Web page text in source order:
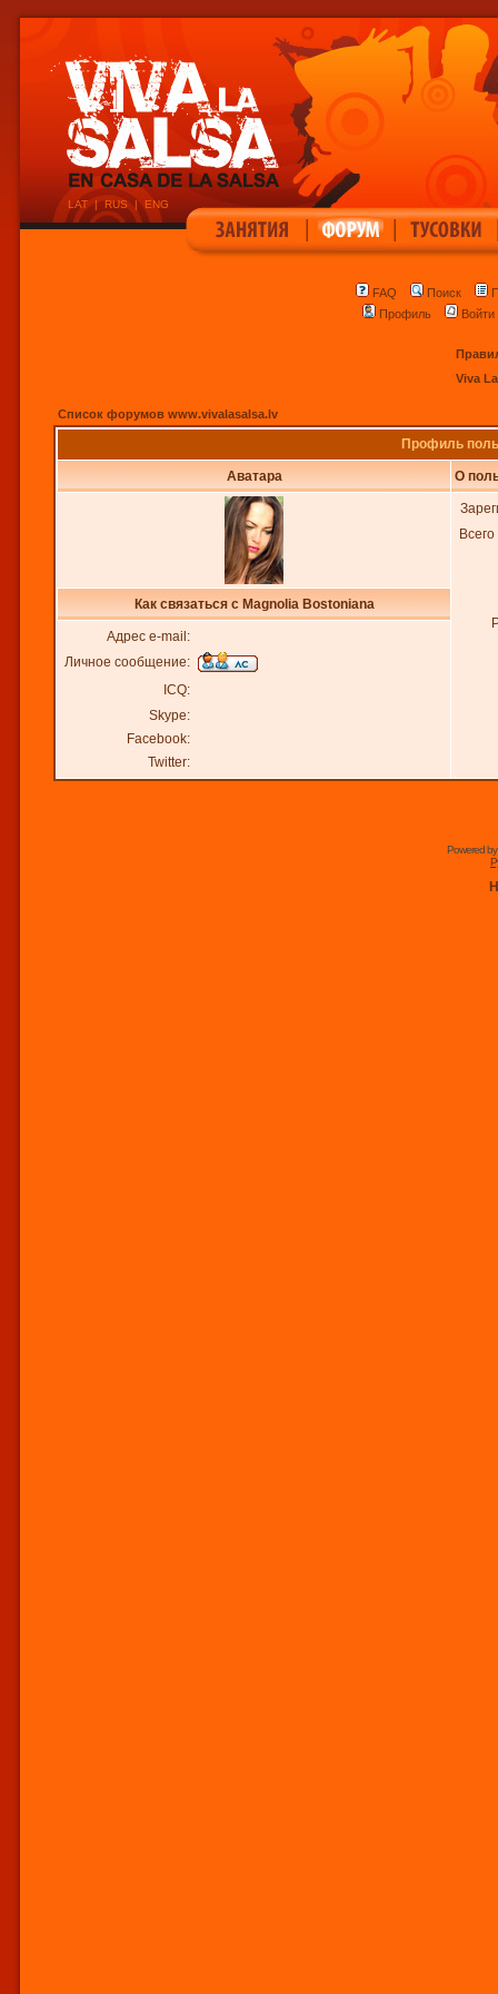
LAT | RUS | ENG
| |
FAQ Поиск
Профиль
Viva
Список форумов www.vivalasalsa.lv
Профиль
Аватара О
Как связаться с Magnolia Bostoniana
Адрес e-mail:
Личное сообщение:
ICQ:
Skype:
Facebook:
Twitter:
Powered by